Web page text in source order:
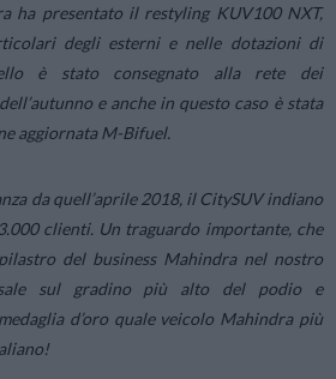
ha presentato il restyling KUV100 NXT,
degli esterni e nelle dotazioni di
è stato consegnato alla rete dei
e anche in questo caso è stata
aggiornata M-Bifuel.
da quell’aprile 2018, il CitySUV indiano
clienti. Un traguardo importante, che
del business Mahindra nel nostro
sale sul gradino più alto del podio e
d’oro quale veicolo Mahindra più